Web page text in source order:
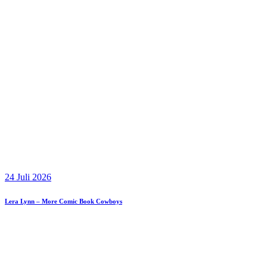
24 Juli 2026
Lera Lynn – More Comic Book Cowboys